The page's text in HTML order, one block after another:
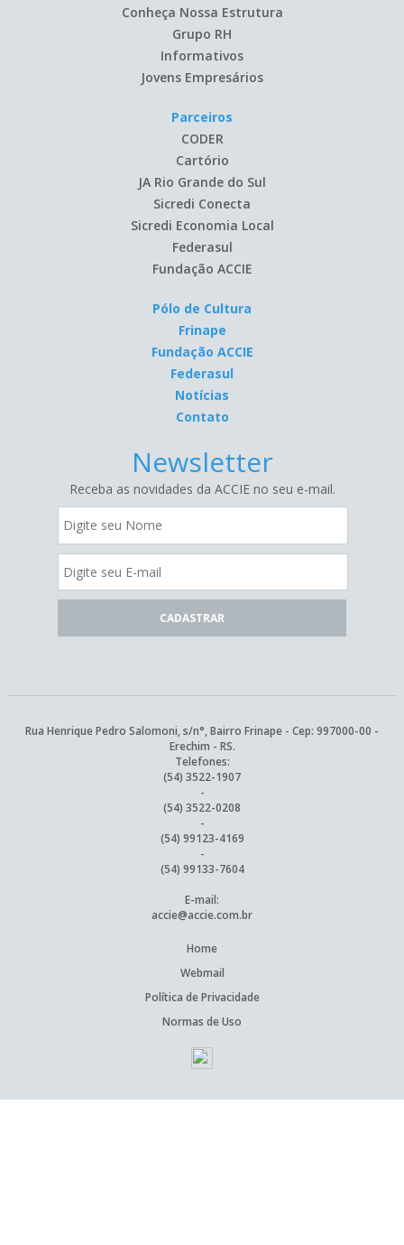
Conheça Nossa Estrutura
Grupo RH
Informativos
Jovens Empresários
Parceiros
CODER
Cartório
JA Rio Grande do Sul
Sicredi Conecta
Sicredi Economia Local
Federasul
Fundação ACCIE
Pólo de Cultura
Frinape
Fundação ACCIE
Federasul
Notícias
Contato
Newsletter
Receba as novidades da ACCIE no seu e-mail.
Rua Henrique Pedro Salomoni, s/n°, Bairro Frinape - Cep: 997000-00 -
Erechim - RS.
Telefones:
(54) 3522-1907
-
(54) 3522-0208
-
(54) 99123-4169
-
(54) 99133-7604
E-mail:
accie@accie.com.br
Home
Webmail
Política de Privacidade
Normas de Uso